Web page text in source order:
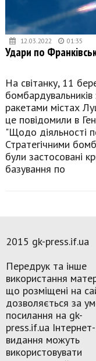
12.03.2022 01:35
Удари по
На світанку, 11
ракетами містах
це повідомили в
"Щодо діяльності
Стратегічними
були застосовані
базування по
2015 gk-press.if.ua
Передрук та інше
використання
що розміщені на
дозволяється за
посилання на gk-
press.if.ua Інтернет-
видання можуть
використовувати